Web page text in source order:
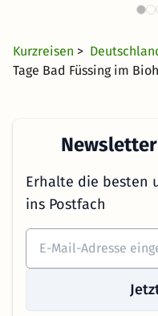
104
Kurzreisen >
Tage Bad Füssing im
Erhalte die besten
ins Postfach